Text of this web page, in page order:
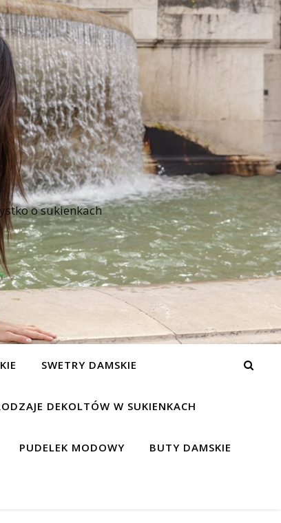
o sukienkach
SWETRY DAMSKIE
DEKOLTÓW W SUKIENKACH
PUDELEK MODOWY BUTY DAMSKIE